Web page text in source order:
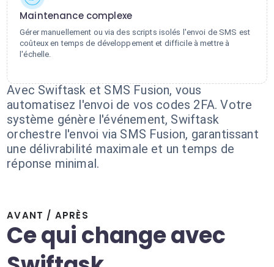
Maintenance complexe
Gérer manuellement ou via des scripts isolés l'envoi de SMS est
coûteux en temps de développement et difficile à mettre à
l'échelle.
Avec Swiftask et SMS Fusion, vous
automatisez l'envoi de vos codes 2FA. Votre
système génère l'événement, Swiftask
orchestre l'envoi via SMS Fusion, garantissant
une délivrabilité maximale et un temps de
réponse minimal.
AVANT / APRÈS
Ce qui change avec